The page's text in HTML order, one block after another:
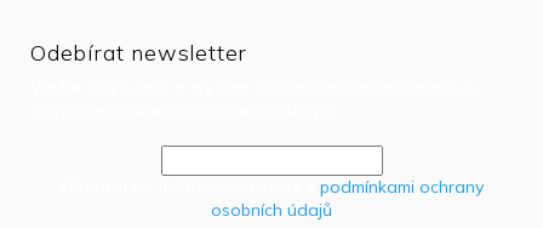
Odebírat newsletter
podmínkami ochrany
osobních údajů